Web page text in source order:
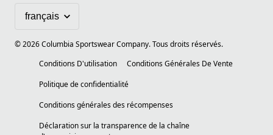
©2026Columbia Sportswear Company. Tous droits réservés.
Conditions D'utilisation
Conditions Générales De Vente
Politique de confidentialité
Conditions générales des récompenses
Déclaration sur la transparence de la chaîne